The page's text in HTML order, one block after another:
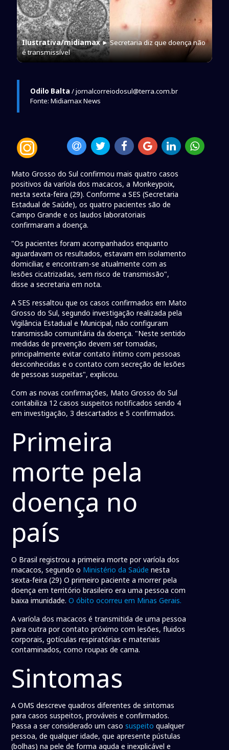
Ilustrativa/midiamax► Secretaria diz que doença não
é transmissível
Odilo Balta / jornalcorreiodosul@terra.com.br
Fonte: Midiamax News
Mato Grosso do Sul confirmou mais quatro casos
positivos da varíola dos macacos, a Monkeypoix,
nesta sexta-feira (29). Conforme a SES (Secretaria
Estadual de Saúde), os quatro pacientes são de
Campo Grande e os laudos laboratoriais
confirmaram a doença.
"Os pacientes foram acompanhados enquanto
aguardavam os resultados, estavam em isolamento
domiciliar, e encontram-se atualmente com as
lesões cicatrizadas, sem risco de transmissão",
disse a secretaria em nota.
A SES ressaltou que os casos confirmados em Mato
Grosso do Sul, segundo investigação realizada pela
Vigilância Estadual e Municipal, não configuram
transmissão comunitária da doença. "Neste sentido
medidas de prevenção devem ser tomadas,
principalmente evitar contato íntimo com pessoas
desconhecidas e o contato com secreção de lesões
de pessoas suspeitas", explicou.
Com as novas confirmações, Mato Grosso do Sul
contabiliza 12 casos suspeitos notificados sendo 4
em investigação, 3 descartados e 5 confirmados.
Primeira
morte pela
doença no
país
O Brasil registrou a primeira morte por varíola dos
macacos, segundo o Ministério da Saúde nesta
sexta-feira (29) O primeiro paciente a morrer pela
doença em território brasileiro era uma pessoa com
baixa imunidade.O óbito ocorreu em Minas Gerais.
A varíola dos macacos é transmitida de uma pessoa
para outra por contato próximo com lesões, fluidos
corporais, gotículas respiratórias e materiais
contaminados, como roupas de cama.
Sintomas
A OMS descreve quadros diferentes de sintomas
para casos suspeitos, prováveis e confirmados.
Passa a ser considerado um casosuspeito qualquer
pessoa, de qualquer idade, que apresente pústulas
(bolhas) na pele de forma aguda e inexplicável e